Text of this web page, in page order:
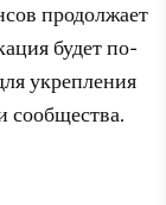
продолжает
будет по-
укрепления
сообщества.